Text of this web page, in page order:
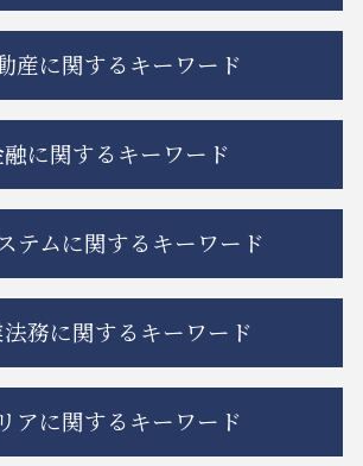
き
リット
取れない
い
別受益
産に関するキーワード
ル 法律事務所
ラブル 相談
ル 相談 賃貸
動産 売却
ブル
に関するキーワード
リングオフ
違法
テムに関するキーワード
バグ
ック 目的
い システム
ック 顧問弁護士
務に関するキーワード
アに関するキーワード